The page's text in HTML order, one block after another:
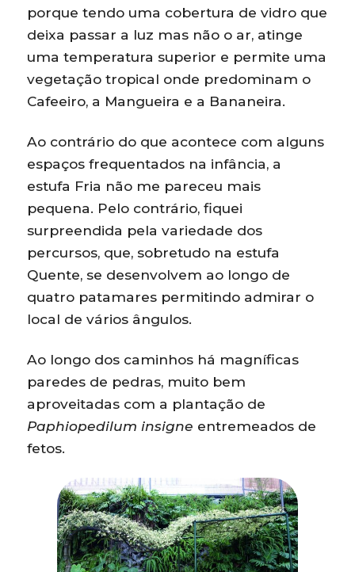
porque tendo uma cobertura de vidro que
deixa passar a luz mas não o ar, atinge
uma temperatura superior e permite uma
vegetação tropical onde predominam o
Cafeeiro, a Mangueira e a Bananeira.
Ao contrário do que acontece com alguns
espaços frequentados na infância, a
estufa Fria não me pareceu mais
pequena. Pelo contrário, fiquei
surpreendida pela variedade dos
percursos, que, sobretudo na estufa
Quente, se desenvolvem ao longo de
quatro patamares permitindo admirar o
local de vários ângulos.
Ao longo dos caminhos há magníficas
paredes de pedras, muito bem
aproveitadas com a plantação de
Paphiopedilum insigne entremeados de
fetos.